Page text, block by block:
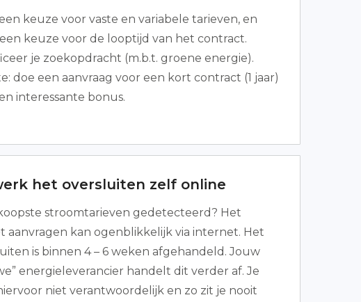
keuze voor vaste en variabele tarieven, en
keuze voor de looptijd van het contract.
je zoekopdracht (m.b.t. groene energie).
doe een aanvraag voor een kort contract (1 jaar)
interessante bonus.
het oversluiten zelf online
stroomtarieven gedetecteerd? Het
aanvragen kan ogenblikkelijk via internet. Het
is binnen 4 – 6 weken afgehandeld. Jouw
energieleverancier handelt dit verder af. Je
niet verantwoordelijk en zo zit je nooit